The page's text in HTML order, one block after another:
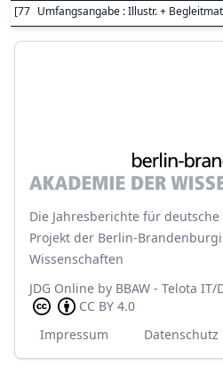
[77 Umfangsangabe : Illustr. +
Die Jahresberichte für
Projekt der Berlin-
Wissenschaften
JDG Online by BBAW - Telota IT/
CC BY 4.0
Impressum
Datenschutz